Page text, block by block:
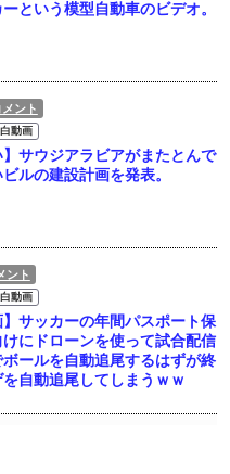
という模型自動車のビデオ。
メント
動画
】サウジアラビアがまたとんで
ルの建設計画を発表。
ント
動画
】サッカーの年間パスポート保
にドローンを使って試合配信
ールを自動追尾するはずが終
自動追尾してしまうｗｗ